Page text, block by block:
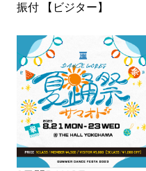
振付 【ビジター】